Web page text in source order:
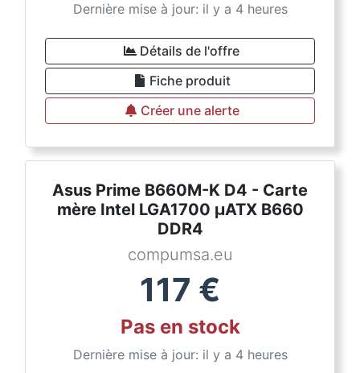
Dernière mise à jour: il y a 4 heures
Détails de l'offre
Fiche produit
Créer une alerte
Asus Prime B660M-K D4 - Carte
mère Intel LGA1700 µATX B660
DDR4
compumsa.eu
117 €
Pas en stock
Dernière mise à jour: il y a 4 heures